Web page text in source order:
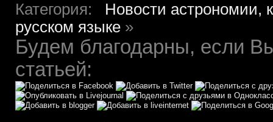
Категория: Новости астрономии,
русском языке »
Будем благодарны, если
статьей: